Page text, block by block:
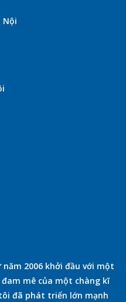
Nội
năm 2006 khởi đầu với một
mê của một chàng kĩ
đã phát triển lớn mạnh